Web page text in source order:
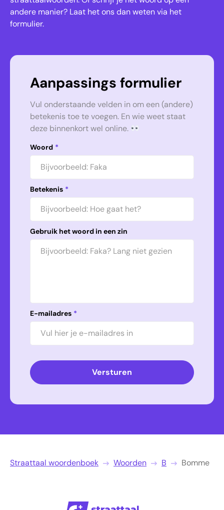
andere manier? Laat het ons dan weten via het
formulier.
Aanpassings formulier
Vul onderstaande velden in om een (andere)
betekenis toe te voegen. En wie weet staat
deze binnenkort wel online.
Woord *
Betekenis *
Gebruik het woord in een zin
E-mailadres *
Versturen
Straattaal woordenboek Woorden B Bomme